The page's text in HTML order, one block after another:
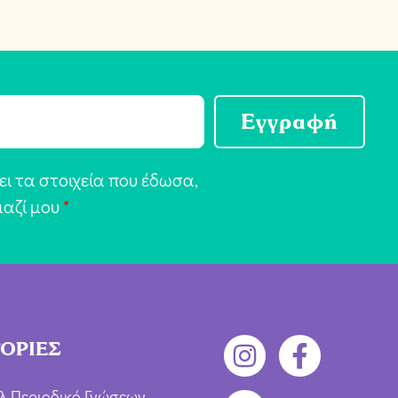
τα στοιχεία που έδωσα,
μου *
Εγγραφή